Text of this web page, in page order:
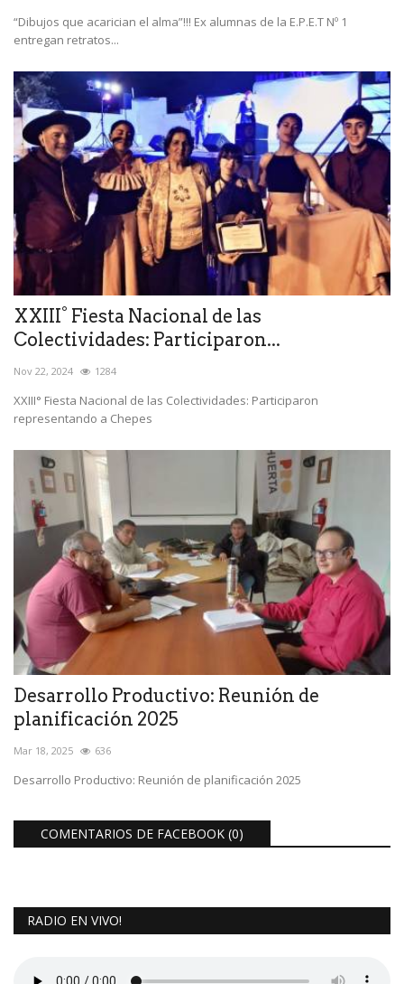
“Dibujos que acarician el alma”!!! Ex alumnas de la E.P.E.T Nº 1
entregan retratos...
XXIII° Fiesta Nacional de las
Colectividades: Participaron...
Nov 22, 2024 1284
XXIII° Fiesta Nacional de las Colectividades: Participaron
representando a Chepes
Desarrollo Productivo: Reunión de
planificación 2025
Mar 18, 2025 636
Desarrollo Productivo: Reunión de planificación 2025
COMENTARIOS DE FACEBOOK (0)
RADIO EN VIVO!